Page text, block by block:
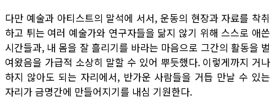
다만 예술과 아티스트의 말석에 서서, 운동의 현장과 자료를 착취
하고 튀는 여러 예술가와 연구자들을 닮지 않기 위해 스스로 애쓴
시간들과, 내 몸을 잘 흘리기를 바라는 마음으로 그간의 활동을 벌
여왔음을 가급적 소상히 말할 수 있어 뿌듯했다. 이렇게까지 거나
하지 않아도 되는 자리에서, 반가운 사람들을 거듭 만날 수 있는
자리가 금명간에 만들어지기를 내심 기원한다.